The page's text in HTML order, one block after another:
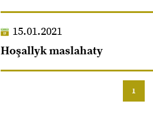
15.01.2021
Hoşallyk maslahaty
1